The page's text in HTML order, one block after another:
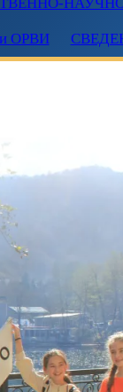
ОРВИ